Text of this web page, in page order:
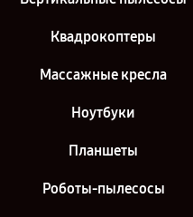
Квадрокоптеры
Массажные кресла
Ноутбуки
Планшеты
Роботы-пылесосы